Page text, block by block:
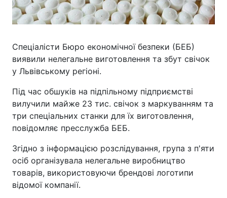
Спеціалісти Бюро економічної безпеки (БЕБ)
виявили нелегальне виготовлення та збут свічок
у Львівському регіоні.
Під час обшуків на підпільному підприємстві
вилучили майже 23 тис. свічок з маркуванням та
три спеціальних станки для їх виготовлення,
повідомляє пресслужба БЕБ.
Згідно з інформацією розслідування, група з п'яти
осіб організувала нелегальне виробництво
товарів, використовуючи брендові логотипи
відомої компанії.